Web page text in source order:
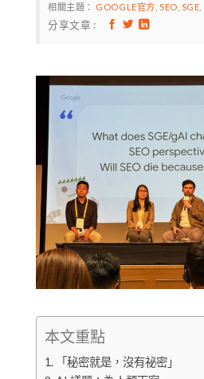
相關主題： GOOGLE官方 SEO SGE
分享文章 :
本文重點
「秘密就是，沒有祕密」